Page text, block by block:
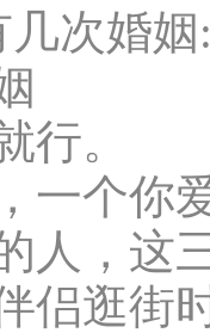
次婚
行。
一个你
人，这
侣逛街